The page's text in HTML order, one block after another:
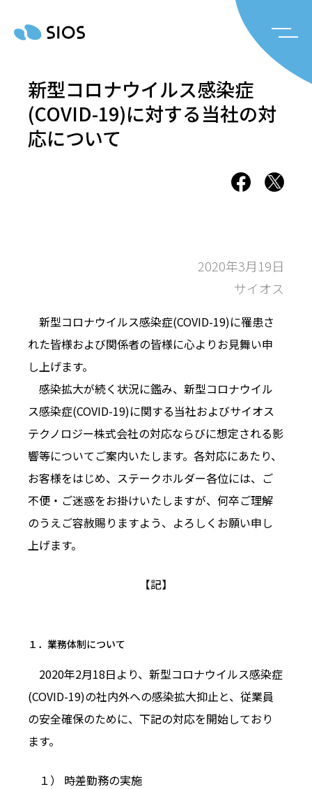
新型コロナウイルス感染症
(COVID-19)に対する当社の対
応について
2020年3月19日
サイオス
新型コロナウイルス感染症(COVID-19)に罹患さ
れた皆様および関係者の皆様に心よりお見舞い申
し上げます。
感染拡大が続く状況に鑑み、新型コロナウイル
ス感染症(COVID-19)に関する当社およびサイオス
テクノロジー株式会社の対応ならびに想定される影
響等についてご案内いたします。各対応にあたり、
お客様をはじめ、ステークホルダー各位には、ご
不便・ご迷惑をお掛けいたしますが、何卒ご理解
のうえご容赦賜りますよう、よろしくお願い申し
上げます。
【記】
１．業務体制について
2020年2月18日より、新型コロナウイルス感染症
(COVID-19)の社内外への感染拡大抑止と、従業員
の安全確保のために、下記の対応を開始しており
ます。
１） 時差勤務の実施